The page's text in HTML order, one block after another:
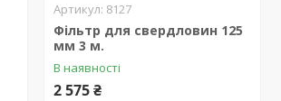
8127
Фільтр для свердловин 125
мм 3 м.
В наявності
2 575 ₴